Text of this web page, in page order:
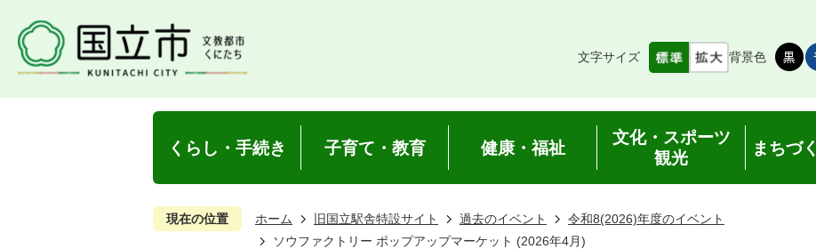
文字サイズ 背景色
くらし・手続き 子育て・教育 健康・福祉
文化・スポーツ
観光
まちづ
現在の位置 ホーム 旧国立駅舎特設サイト 過去のイベント
令和8(2026)年度のイベント
ソウファクトリー ポップアップマーケット (2026年4月)